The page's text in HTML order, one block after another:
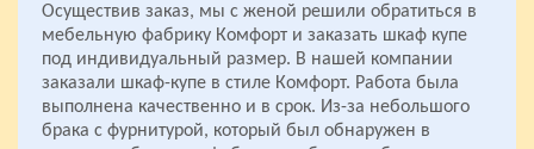
Осуществив заказ, мы с женой решили обратиться в
мебельную фабрику Комфорт и заказать шкаф купе
под индивидуальный размер. В нашей компании
заказали шкаф-купе в стиле Комфорт. Работа была
выполнена качественно и в срок. Из-за небольшого
брака с фурнитурой, который был обнаружен в
Мебель на заказ
от производителя
мебельное производство:
+7(812)980-01-28